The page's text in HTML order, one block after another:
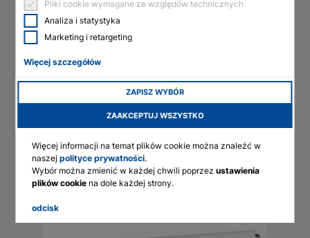
Pliki cookie wymagane ze względów technicznych
Analiza i statystyka
Marketing i retargeting
Więcej szczegółów
ZAPISZ WYBÓR
ZAAKCEPTUJ WSZYSTKO
Więcej informacji na temat plików cookie można znaleźć w
naszejpolityce prywatności.
Wybór można zmienić w każdej chwili poprzezustawienia
plików cookie na dole każdej strony.
odcisk
Architects & planners
Technologia siłowników linearnych
English
Deutsch
Francais
Polski
hamulcem.
Cechy produktów
Zastosowania
Elektroniczne
63
Centrale sterujące Przewodowe